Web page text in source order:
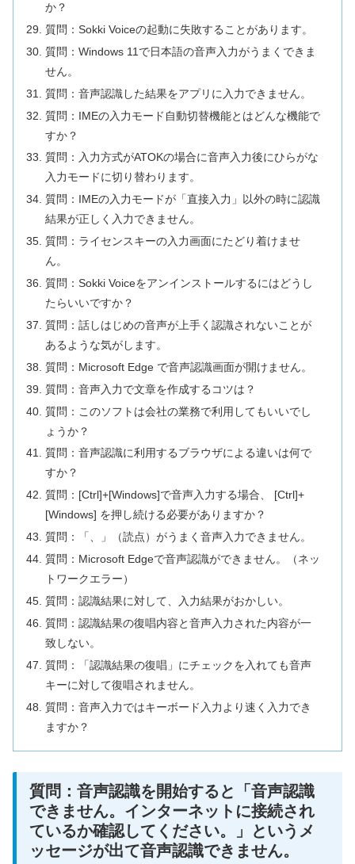
か？
質問：Sokki Voiceの起動に失敗することがあります。
質問：Windows 11で日本語の音声入力がうまくできま
せん。
質問：音声認識した結果をアプリに入力できません。
質問：IMEの入力モード自動切替機能とはどんな機能で
すか？
質問：入力方式がATOKの場合に音声入力後にひらがな
入力モードに切り替わります。
質問：IMEの入力モードが「直接入力」以外の時に認識
結果が正しく入力できません。
質問：ライセンスキーの入力画面にたどり着けませ
ん。
質問：Sokki Voiceをアンインストールするにはどうし
たらいいですか？
質問：話しはじめの音声が上手く認識されないことが
あるような気がします。
質問：Microsoft Edge で音声認識画面が開けません。
質問：音声入力で文章を作成するコツは？
質問：このソフトは会社の業務で利用してもいいでし
ょうか？
質問：音声認識に利用するブラウザによる違いは何で
すか？
質問：[Ctrl]+[Windows]で音声入力する場合、 [Ctrl]+
[Windows] を押し続ける必要がありますか？
質問：「、」（読点）がうまく音声入力できません。
質問：Microsoft Edgeで音声認識ができません。（ネッ
トワークエラー）
質問：認識結果に対して、入力結果がおかしい。
質問：認識結果の復唱内容と音声入力された内容が一
致しない。
質問：「認識結果の復唱」にチェックを入れても音声
キーに対して復唱されません。
質問：音声入力ではキーボード入力より速く入力でき
ますか？
質問：音声認識を開始すると「音声認識
できません。インターネットに接続され
ているか確認してください。」というメ
ッセージが出て音声認識できません。